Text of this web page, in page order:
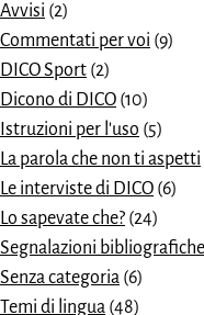
Avvisi (2)
Commentati per voi (9)
DICO Sport (2)
Dicono di DICO (10)
Istruzioni per l'uso (5)
La parola che non ti aspetti
Le interviste di DICO (6)
Lo sapevate che? (24)
Segnalazioni bibliografiche
Senza categoria (6)
Temi di lingua (48)